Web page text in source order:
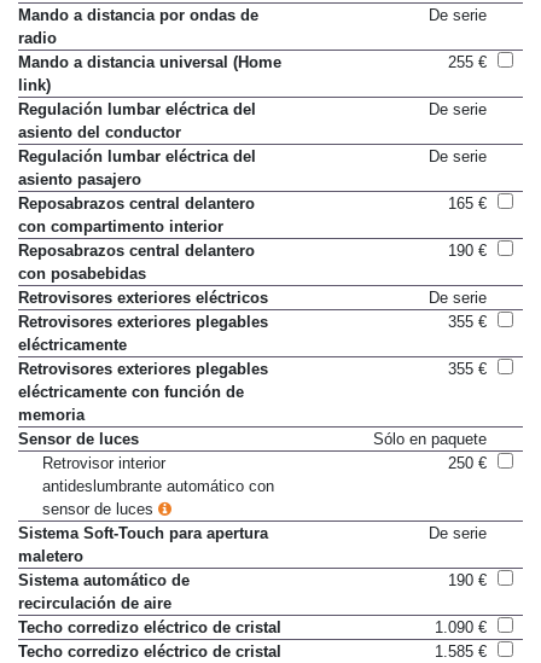
Mando a distancia por ondas de
radio
De serie
Mando a distancia universal (Home
link)
255 €
Regulación lumbar eléctrica del
asiento del conductor
De serie
Regulación lumbar eléctrica del
asiento pasajero
De serie
Reposabrazos central delantero
con compartimento interior
165 €
Reposabrazos central delantero
con posabebidas
190 €
Retrovisores exteriores eléctricos
De serie
Retrovisores exteriores plegables
eléctricamente
355 €
Retrovisores exteriores plegables
eléctricamente con función de
memoria
355 €
Sensor de luces
Sólo en paquete
Retrovisor interior
antideslumbrante automático con
sensor de luces
250 €
Sistema Soft-Touch para apertura
maletero
De serie
Sistema automático de
recirculación de aire
190 €
Techo corredizo eléctrico de cristal
1.090 €
Techo corredizo eléctrico de cristal
1.585 €